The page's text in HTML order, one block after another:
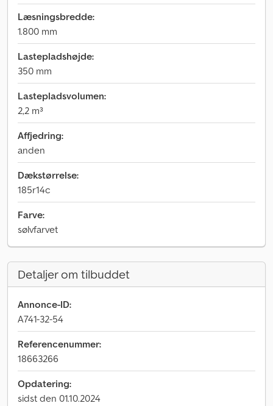
Læsningsbredde:
1.800 mm
Lastepladshøjde:
350 mm
Lastepladsvolumen:
2,2 m³
Affjedring:
anden
Dækstørrelse:
185r14c
Farve:
sølvfarvet
Detaljer om tilbuddet
Annonce-ID:
A741-32-54
Referencenummer:
18663266
Opdatering:
sidst den 01.10.2024